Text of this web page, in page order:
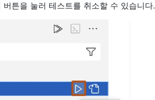
튼을 눌러 테스트를 취소할 수 있습니다.